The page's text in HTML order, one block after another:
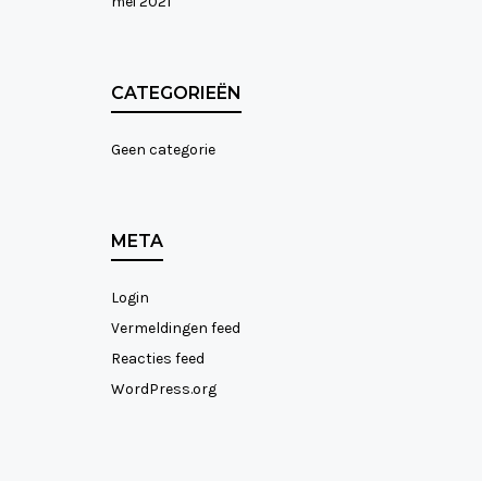
CATEGORIEËN
Geen categorie
META
Login
Vermeldingen feed
Reacties feed
WordPress.org